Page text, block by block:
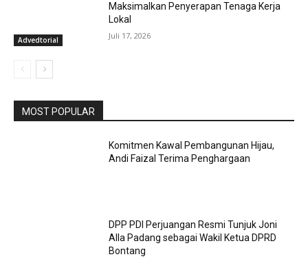
Advedtorial
Maksimalkan Penyerapan Tenaga Kerja
Lokal
Juli 17, 2026
MOST POPULAR
Komitmen Kawal Pembangunan Hijau,
Andi Faizal Terima Penghargaan
DPP PDI Perjuangan Resmi Tunjuk Joni
Alla Padang sebagai Wakil Ketua DPRD
Bontang